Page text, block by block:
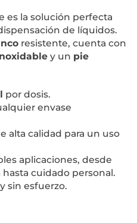
es la solución perfecta
de líquidos.
resistente, cuenta con
y un pie
por dosis.
envase
alta calidad para un uso
aplicaciones, desde
cuidado personal.
y sin esfuerzo.